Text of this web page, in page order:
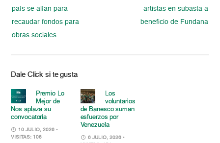
país se alían para
recaudar fondos para
obras sociales
artistas en subasta a
beneficio de Fundana
Dale Click si te gusta
Premio Lo
Mejor de
Nos aplaza su
convocatoria
10 JULIO, 2026 •
VISITAS: 106
Los
voluntarios
de Banesco suman
esfuerzos por
Venezuela
6 JULIO, 2026 •